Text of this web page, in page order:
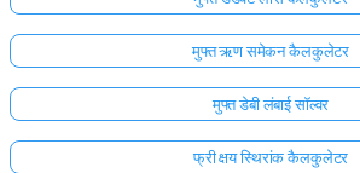
मुफ्त ऋण समेकन कैलकुलेटर
मुफ्त डेबी लंबाई सॉल्वर
फ्री क्षय स्थिरांक कैलकुलेटर